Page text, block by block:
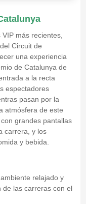
más recientes,
Circuit de
una experiencia
de Catalunya de
a la recta
espectadores
pasan por la
atmósfera de este
grandes pantallas
carrera, y los
y bebida.
relajado y
de las carreras con el